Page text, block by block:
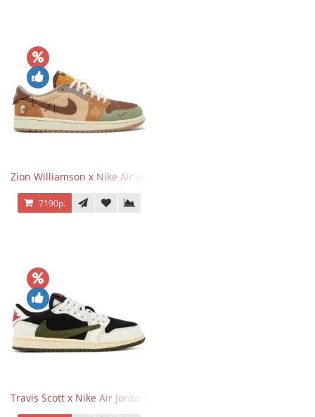
Zion Williamson x Nike Air Jordan 1 Retro Low OG Voodoo
7190р.
Travis Scott x Nike Air Jordan 1 Retro Low OG SP Olive